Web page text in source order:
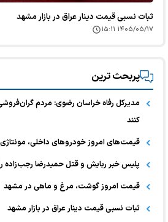
ثبات نسبی قیمت دینار عراق در بازار مشهد
۱۴۰۵/۰۵/۱۷ ۱۵:۱۱
پربحث ترین
مدیرکل رفاه خراسان رضوی: مردم
کنند
قیمت‌های امروز خودرو‌های داخلی،
پلیس خبر ربایش و قتل حمیدرضا رجب‌زاده را
قیمت امروز گوشت، مرغ و ماهی در مشهد
ثبات نسبی قیمت دینار عراق در بازار مشهد